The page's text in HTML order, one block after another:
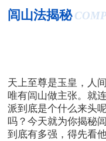
闾山法揭秘
天上至尊是玉皇，人
唯有闾山做主张。就
派到底是个什么来头
吗？今天就为你揭秘
到底有多强，得先看